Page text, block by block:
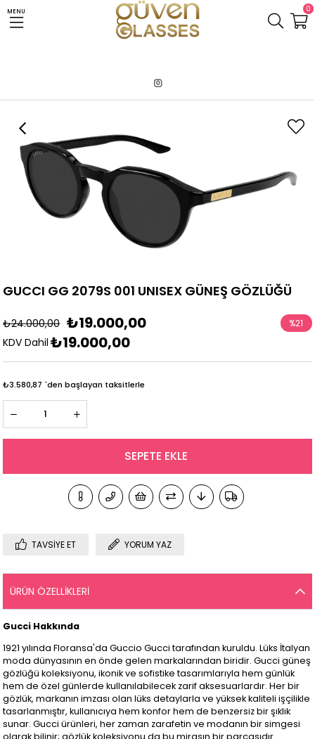
MENU 0
GUCCI GG 2079S 001 UNISEX GÜNEŞ GÖZLÜĞÜ
₺24.000,00 ₺19.000,00
KDV Dahil ₺19.000,00
%21
₺3.580,87 `den başlayan taksitlerle
TAVSIYE ET YORUM YAZ
ÜRÜN ÖZELLIKLERI
Gucci Hakkında
1921 yılında Floransa'da Guccio Gucci tarafından kuruldu. Lüks İtalyan
moda dünyasının en önde gelen markalarından biridir. Gucci güneş
gözlüğü koleksiyonu, ikonik ve sofistike tasarımlarıyla hem günlük
hem de özel günlerde kullanılabilecek zarif aksesuarlardır. Her bir
gözlük, markanın imzası olan lüks detaylarla ve yüksek kaliteli işçilikle
tasarlanmıştır, kullanıcıya hem konfor hem de benzersiz bir şıklık
sunar. Gucci ürünleri, her zaman zarafetin ve modanın bir simgesi
olarak bilinir; gözlük koleksiyonu da bu mirasın bir parçasıdır.